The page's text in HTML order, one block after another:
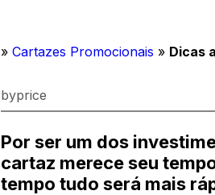
» Cartazes Promocionais » Dicas
byprice
Por ser um dos
cartaz merece seu
tempo tudo será mais